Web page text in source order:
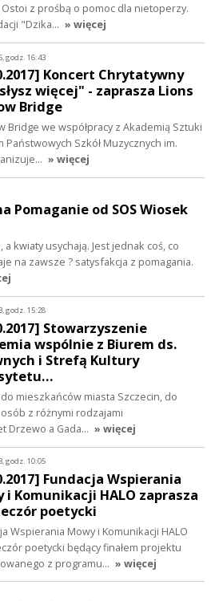
z prośbą o pomoc dla nietoperzy.
"Dzika… » więcej
godz. 16:43
Koncert Chrytatywny
więcej" - zaprasza Lions
Bridge
Bridge we współpracy z Akademią Sztuki
Szkół Muzycznych im.
» więcej
Pomaganie od SOS Wiosek
kwiaty usychają. Jest jednak coś, co
na zawsze ? satysfakcja z pomagania.
godz. 15:28
Stowarzyszenie
wspólnie z Biurem ds.
i Strefą Kultury
mieszkańców miasta Szczecin, do
z różnymi rodzajami
Drzewo a Gada… » więcej
godz. 10:05
Fundacja Wspierania
i Komunikacji HALO zaprasza
poetycki
Wspierania Mowy i Komunikacji HALO
poetycki będący finałem projektu
z programu… » więcej